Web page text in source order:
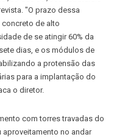
"O prazo dessa
de alto
de se atingir 60% da
dias, e os módulos de
a protensão das
para a implantação do
o diretor.
com torres travadas do
no andar